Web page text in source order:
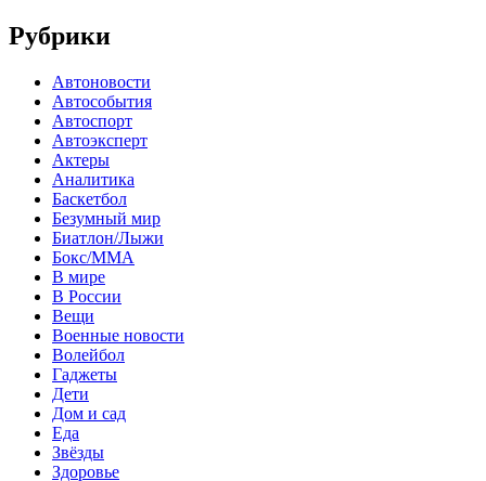
Рубрики
Автоновости
Автособытия
Автоспорт
Автоэксперт
Актеры
Аналитика
Баскетбол
Безумный мир
Биатлон/Лыжи
Бокс/MMA
В мире
В России
Вещи
Военные новости
Волейбол
Гаджеты
Дети
Дом и сад
Еда
Звёзды
Здоровье